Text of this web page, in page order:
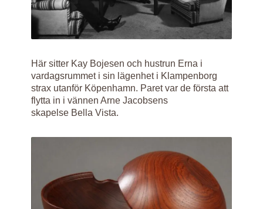
Här sitter Kay Bojesen och hustrun Erna i
vardagsrummet i sin lägenhet i Klampenborg
strax utanför Köpenhamn. Paret var de första att
flytta in i vännen Arne Jacobsens
skapelse Bella Vista.